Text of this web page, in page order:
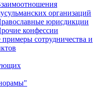
организаций
юрисдикции
конфессии
примеры сотрудничества и